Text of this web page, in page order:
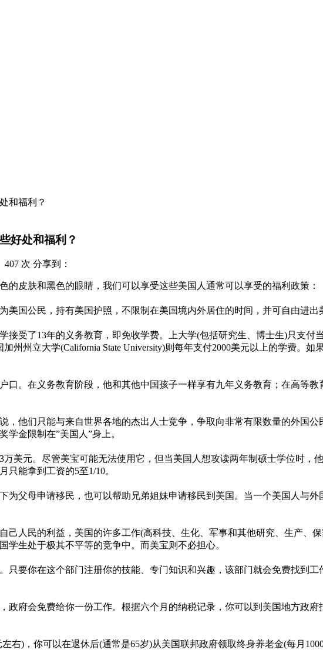
好处和福利？
407 次 分享到：
的皮肤和黑色的眼睛，我们可以享受这些美国人通常可以享受的福利政策：
美国公民，持有美国护照，不限制在美国境内外居住的时间，并可自由进出
接受了13年的义务教育，即免收学费。上大学(包括研究生、博士生)只支
州州立大学(California State University)则每年支付2000美元以上的学费。
口。在义务教育阶段，他和其他中国孩子一样享有九年义务教育；在高等
，他们只能与来自世界各地的杰出人士竞争，争取向非常有限数量的外国
学金限制在”美国人”身上。
美元。尽管美宝可能无法使用它，但当美国人想攻读两年制硕士学位时，
只能拿到工资的5至1/10。
为父母申请移民，也可以帮助兄弟姐妹申请移民到美国。当一个美国人与
己人民的利益，美国的许多工作(高科技、生化、军事和其他研究、生产、
学生处于极其不平等的竞争中。而美宝则不必担心。
只要你在这个部门注册你的技能、专门知识和兴趣，该部门就会免费找到
政府会免费给你一份工作。根据六个月的纳税记录，你可以到美国地方政
右)，你可以在退休后(通常是65岁)从美国联邦政府领取终身养老金(每月1000